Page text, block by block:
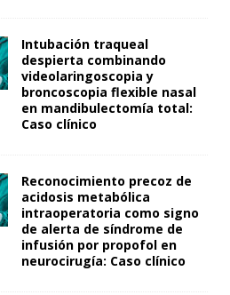
Intubación traqueal
despierta combinando
videolaringoscopia y
broncoscopia flexible nasal
en mandibulectomía total:
Caso clínico
Reconocimiento precoz de
acidosis metabólica
intraoperatoria como signo
de alerta de síndrome de
infusión por propofol en
neurocirugía: Caso clínico